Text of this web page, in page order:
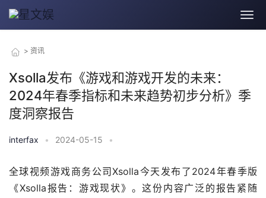
> 资讯
Xsolla发布《游戏和游戏开发的未来：
2024年春季指标和未来趋势初步分析》季
度洞察报告
interfax • 2024-05-15 •
全球视频游戏商务公司Xsolla今天发布了2024年春季版
《Xsolla报告：游戏现状》。这份内容广泛的报告紧随